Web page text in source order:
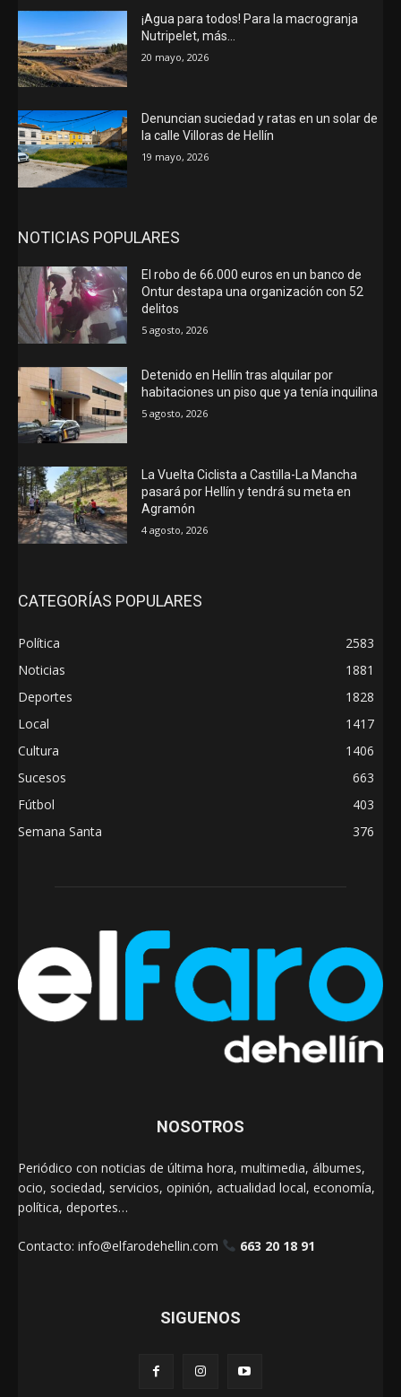
¡Agua para todos! Para la macrogranja
Nutripelet, más…
20 mayo, 2026
Denuncian suciedad y ratas en un solar de
la calle Villoras de Hellín
19 mayo, 2026
NOTICIAS POPULARES
El robo de 66.000 euros en un banco de
Ontur destapa una organización con 52
delitos
5 agosto, 2026
Detenido en Hellín tras alquilar por
habitaciones un piso que ya tenía inquilina
5 agosto, 2026
La Vuelta Ciclista a Castilla-La Mancha
pasará por Hellín y tendrá su meta en
Agramón
4 agosto, 2026
CATEGORÍAS POPULARES
Política
2583
Noticias
1881
Deportes
1828
Local
1417
Cultura
1406
Sucesos
663
Fútbol
403
Semana Santa
376
NOSOTROS
Periódico con noticias de última hora, multimedia, álbumes,
ocio, sociedad, servicios, opinión, actualidad local, economía,
política, deportes…
Contacto: info@elfarodehellin.com 663 20 18 91
SIGUENOS